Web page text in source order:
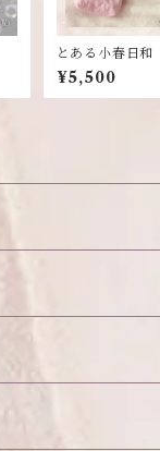
とある小春日和
¥5,500